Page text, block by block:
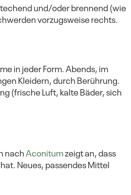
und/oder brennend (wie
vorzugsweise rechts.
in jeder Form. Abends, im
Kleidern, durch Berührung.
(frische Luft, kalte Bäder, sich
nachAconitumzeigt an, dass
Neues, passendes Mittel